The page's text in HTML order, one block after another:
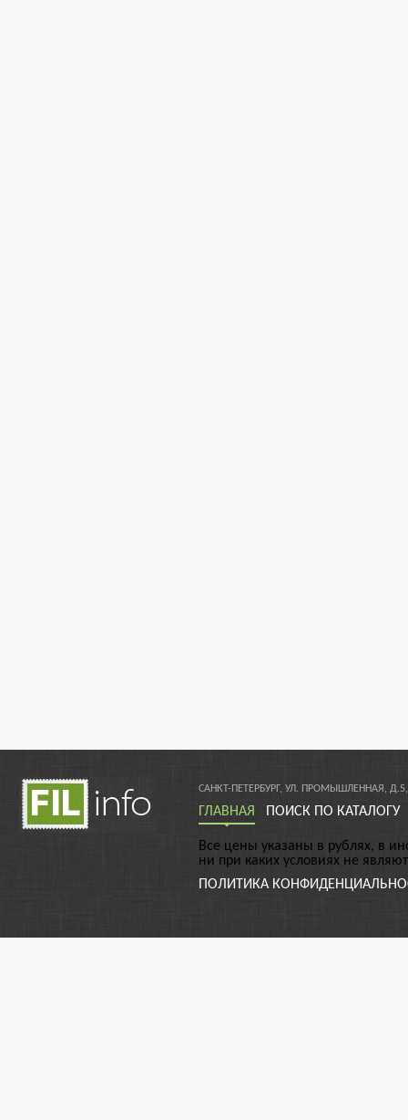
САНКТ-ПЕТЕРБУРГ, УЛ. ПРОМЫШЛЕННАЯ,
ГЛАВНАЯ ПОИСК ПО КАТАЛОГУ
Все цены указаны в рублях, в
ни при каких условиях не
ПОЛИТИКА